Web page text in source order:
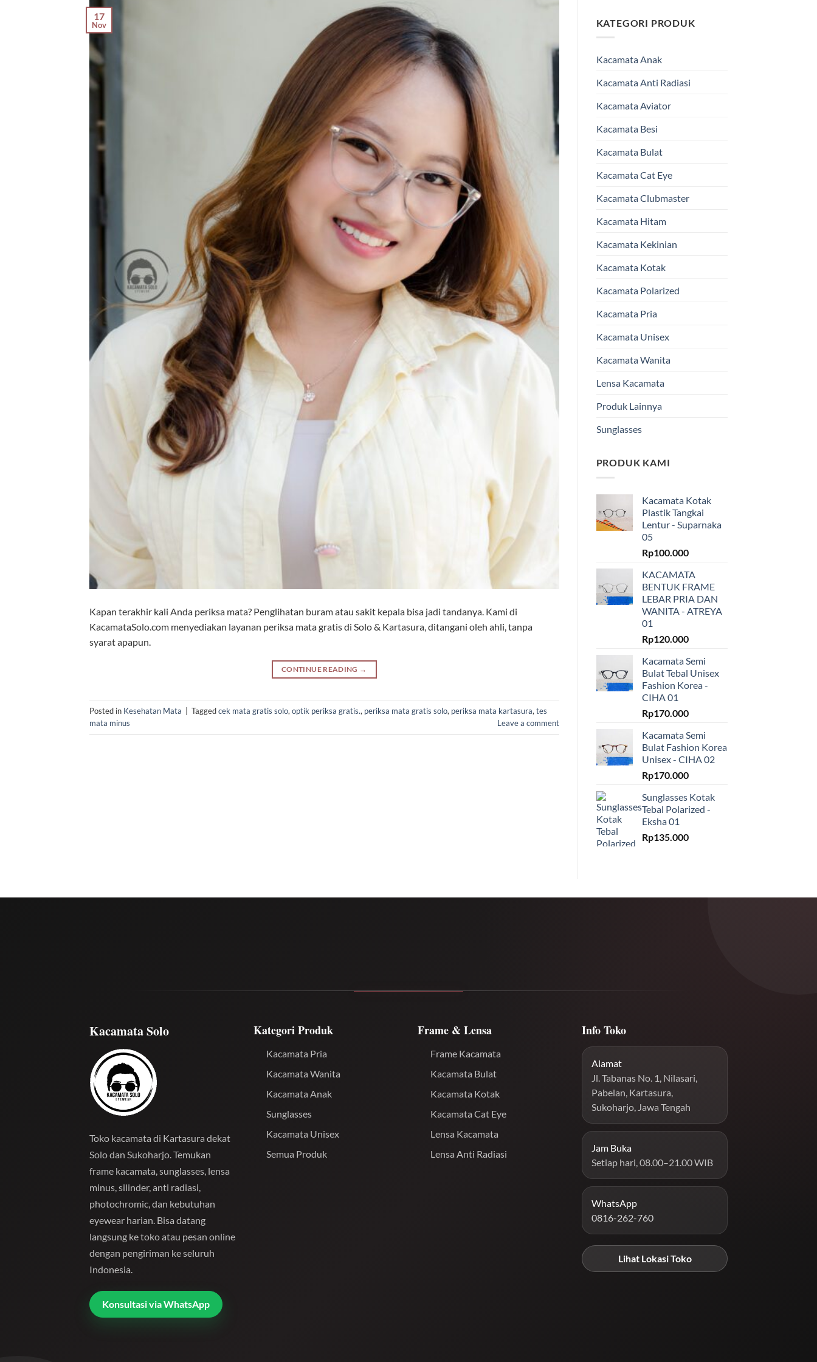
17
Nov
Kapan terakhir kali Anda periksa mata? Penglihatan buram atau sakit kepala bisa jadi tandanya. Kami di
KacamataSolo.com menyediakan layanan periksa mata gratis di Solo & Kartasura, ditangani oleh ahli, tanpa
syarat apapun.
CONTINUE READING →
Posted in Kesehatan Mata Taggedcek mata gratis solo, optik periksa gratis., periksa mata gratis solo, periksa mata kartasura, tes
mata minus
Leave a comment
KATEGORI PRODUK
Kacamata Anak
Kacamata Anti Radiasi
Kacamata Aviator
Kacamata Besi
Kacamata Bulat
Kacamata Cat Eye
Kacamata Clubmaster
Kacamata Hitam
Kacamata Kekinian
Kacamata Kotak
Kacamata Polarized
Kacamata Pria
Kacamata Unisex
Kacamata Wanita
Lensa Kacamata
Produk Lainnya
Sunglasses
PRODUK KAMI
Kacamata Kotak
Plastik Tangkai
Lentur - Suparnaka
05
Rp100.000
KACAMATA
BENTUK FRAME
LEBAR PRIA DAN
WANITA - ATREYA
01
Rp120.000
Kacamata Semi
Bulat Tebal Unisex
Fashion Korea -
CIHA 01
Rp170.000
Kacamata Semi
Bulat Fashion Korea
Unisex - CIHA 02
Rp170.000
Sunglasses Kotak
Tebal Polarized -
Eksha 01
Rp135.000
Kacamata Solo
Toko kacamata di Kartasura dekat
Solo dan Sukoharjo. Temukan
frame kacamata, sunglasses, lensa
minus, silinder, anti radiasi,
photochromic, dan kebutuhan
eyewear harian. Bisa datang
langsung ke toko atau pesan online
dengan pengiriman ke seluruh
Indonesia.
Konsultasi via WhatsApp
Kategori Produk
Kacamata Pria
Kacamata Wanita
Kacamata Anak
Sunglasses
Kacamata Unisex
Semua Produk
Frame & Lensa
Frame Kacamata
Kacamata Bulat
Kacamata Kotak
Kacamata Cat Eye
Lensa Kacamata
Lensa Anti Radiasi
Info Toko
Alamat
Jl. Tabanas No. 1, Nilasari,
Pabelan, Kartasura,
Sukoharjo, Jawa Tengah
Jam Buka
Setiap hari, 08.00–21.00 WIB
WhatsApp
0816-262-760
Lihat Lokasi Toko